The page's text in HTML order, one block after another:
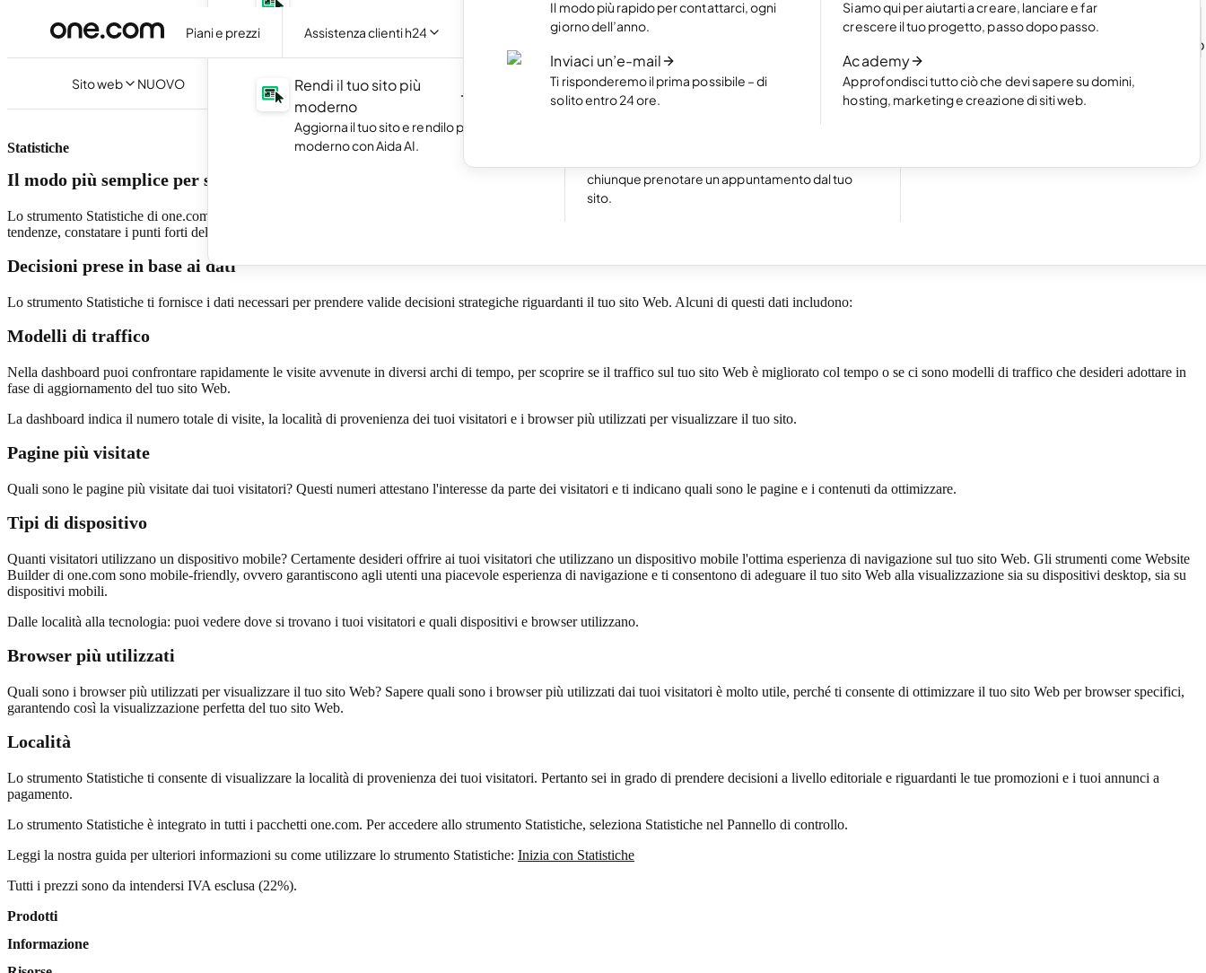
Piani e prezzi Assistenza clienti h24
Il modo più rapido per contattarci, ogni
giorno dell’anno.
Inviaci un’e-mail
Ti risponderemo il prima possibile – di
solito entro 24 ore.
Siamo qui per aiutarti a creare, lanciare e far
crescere il tuo progetto, passo dopo passo.
Academy
Approfondisci tutto ciò che devi sapere su domini,
hosting, marketing e creazione di siti web.
Sito web NUOVO
artificiale, senza scrivere una riga di
Rendi il tuo sito più
moderno
Aggiorna il tuo sito e rendilo più
moderno con Aida AI.
Metti in mostra i tuoi lavori migliori con un
portfolio online.
Crea un ecommerce
Crea il tuo ecommerce e comincia a
guadagnare online.
chiunque prenotare un appuntamento dal tuo
sito.
Leggi l’articolo
Come funziona la creazione di un sito
l'AI
Leggi l’articolo
Eccellente
Statistiche
Il modo più semplice per sapere chi visita il tuo sito Web
Lo strumento Statistiche di one.com è facile da usare e ti consente di analizzare il traffico di visitatori sul tuo sito Web. Ti fornisce le informazioni più importanti, affinché tu possa identificare rapidamente le
tendenze, constatare i punti forti del tuo sito Web così come quelli deboli che richiedono attenzione. Lo strumento è pre-installato in tutti i pacchetti hosting di one.com ed è accessibile dal Pannello di controllo.
Decisioni prese in base ai dati
Lo strumento Statistiche ti fornisce i dati necessari per prendere valide decisioni strategiche riguardanti il tuo sito Web. Alcuni di questi dati includono:
Modelli di traffico
Nella dashboard puoi confrontare rapidamente le visite avvenute in diversi archi di tempo, per scoprire se il traffico sul tuo sito Web è migliorato col tempo o se ci sono modelli di traffico che desideri adottare in
fase di aggiornamento del tuo sito Web.
La dashboard indica il numero totale di visite, la località di provenienza dei tuoi visitatori e i browser più utilizzati per visualizzare il tuo sito.
Pagine più visitate
Quali sono le pagine più visitate dai tuoi visitatori? Questi numeri attestano l'interesse da parte dei visitatori e ti indicano quali sono le pagine e i contenuti da ottimizzare.
Tipi di dispositivo
Quanti visitatori utilizzano un dispositivo mobile? Certamente desideri offrire ai tuoi visitatori che utilizzano un dispositivo mobile l'ottima esperienza di navigazione sul tuo sito Web. Gli strumenti come Website
Builder di one.com sono mobile-friendly, ovvero garantiscono agli utenti una piacevole esperienza di navigazione e ti consentono di adeguare il tuo sito Web alla visualizzazione sia su dispositivi desktop, sia su
dispositivi mobili.
Dalle località alla tecnologia: puoi vedere dove si trovano i tuoi visitatori e quali dispositivi e browser utilizzano.
Browser più utilizzati
Quali sono i browser più utilizzati per visualizzare il tuo sito Web? Sapere quali sono i browser più utilizzati dai tuoi visitatori è molto utile, perché ti consente di ottimizzare il tuo sito Web per browser specifici,
garantendo così la visualizzazione perfetta del tuo sito Web.
Località
Lo strumento Statistiche ti consente di visualizzare la località di provenienza dei tuoi visitatori. Pertanto sei in grado di prendere decisioni a livello editoriale e riguardanti le tue promozioni e i tuoi annunci a
pagamento.
Lo strumento Statistiche è integrato in tutti i pacchetti one.com. Per accedere allo strumento Statistiche, seleziona Statistiche nel Pannello di controllo.
Leggi la nostra guida per ulteriori informazioni su come utilizzare lo strumento Statistiche: Inizia con Statistiche
Tutti i prezzi sono da intendersi IVA esclusa (22%).
Prodotti
Informazione